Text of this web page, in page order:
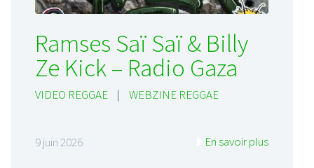
Ramses Saï Saï & Billy
Ze Kick – Radio Gaza
VIDEO REGGAE | WEBZINE REGGAE
9 juin 2026 En savoir plus